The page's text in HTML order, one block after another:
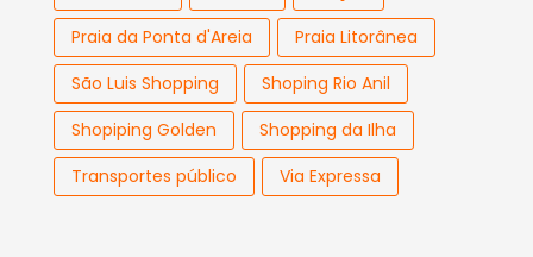
Praia da Ponta d'Areia
Praia Litorânea
São Luis Shopping
Shoping Rio Anil
Shopiping Golden
Shopping da Ilha
Transportes público
Via Expressa